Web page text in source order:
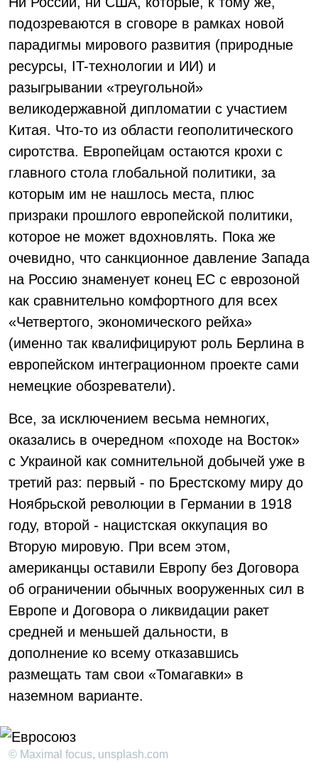
подозреваются в сговоре в рамках новой
парадигмы мирового развития (природные
ресурсы, IT-технологии и ИИ) и
разыгрывании «треугольной»
великодержавной дипломатии с участием
Китая. Что-то из области геополитического
сиротства. Европейцам остаются крохи с
главного стола глобальной политики, за
которым им не нашлось места, плюс
призраки прошлого европейской политики,
которое не может вдохновлять. Пока же
очевидно, что санкционное давление Запада
на Россию знаменует конец ЕС с еврозоной
как сравнительно комфортного для всех
«Четвертого, экономического рейха»
(именно так квалифицируют роль Берлина в
европейском интеграционном проекте сами
немецкие обозреватели).
Все, за исключением весьма немногих,
оказались в очередном «походе на Восток»
с Украиной как сомнительной добычей уже в
третий раз: первый - по Брестскому миру до
Ноябрьской революции в Германии в 1918
году, второй - нацистская оккупация во
Вторую мировую. При всем этом,
американцы оставили Европу без Договора
об ограничении обычных вооруженных сил в
Европе и Договора о ликвидации ракет
средней и меньшей дальности, в
дополнение ко всему отказавшись
размещать там свои «Томагавки» в
наземном варианте.
© Maximal focus, unsplash.com